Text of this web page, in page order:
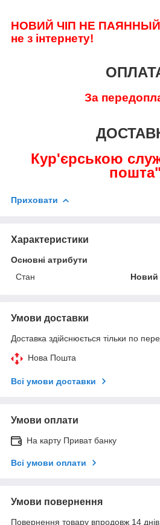
НОВИЙ ЧІП НЕ
не з інтернету!
За
Кур'єрською
пошта"
Приховати
Характеристики
Основні атрибути
Стан
Новий
Умови доставки
Доставка здійснюється тільки по
Нова Пошта
Всі умови доставки
Умови оплати
На карту Приват банку
Всі умови оплати
Умови повернення
Повернення товару впродовж 14